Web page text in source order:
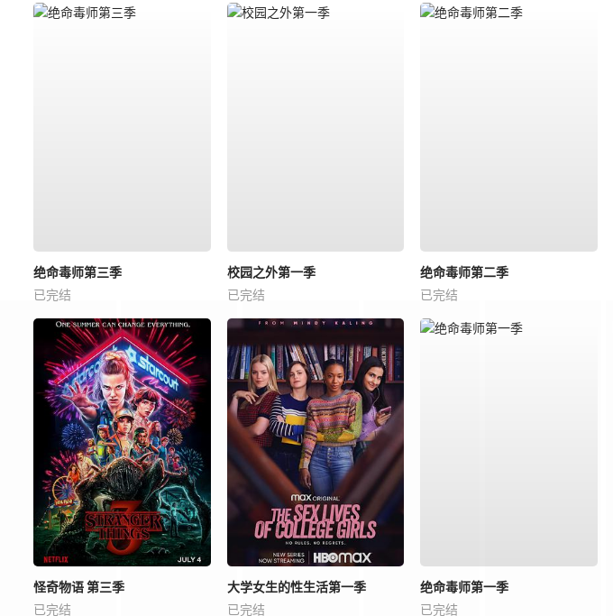
绝命毒师第三季
已完结
校园之外第一季
已完结
绝命毒师第二季
已完结
怪奇物语 第三季
已完结
大学女生的性生活第一季
已完结
绝命毒师第一季
已完结